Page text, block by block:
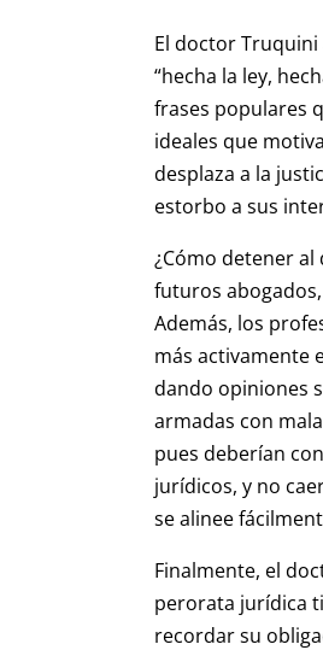
El doctor
“hecha la ley,
frases populares
ideales que
desplaza a la
estorbo a sus
¿Cómo detener
futuros
Además, los
más activamente
dando opiniones
armadas con
pues deberían
jurídicos, y no
se alinee
Finalmente, el
perorata jurídica
recordar su